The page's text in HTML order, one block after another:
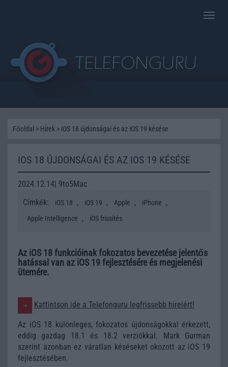
Toggle
Főoldal > Hírek > iOS 18 újdonságai és az iOS 19 késése
IOS 18 ÚJDONSÁGAI ÉS AZ IOS 19 KÉSÉSE
2024.12.14| 9to5Mac
Címkék:
iOS 18 , iOS 19 , Apple , iPhone ,
Apple Intelligence , iOS frissítés
Az iOS 18 funkcióinak fokozatos bevezetése jelentős
hatással van az iOS 19 fejlesztésére és megjelenési
ütemére.
Kattintson ide a Telefonguru legfrissebb híreiért!
Az iOS 18 különleges, fokozatos újdonságokkal érkezett,
eddig gazdag 18.1 és 18.2 verziókkal. Mark Gurman
szerint azonban ez váratlan késéseket okozott az iOS 19
fejlesztésében.